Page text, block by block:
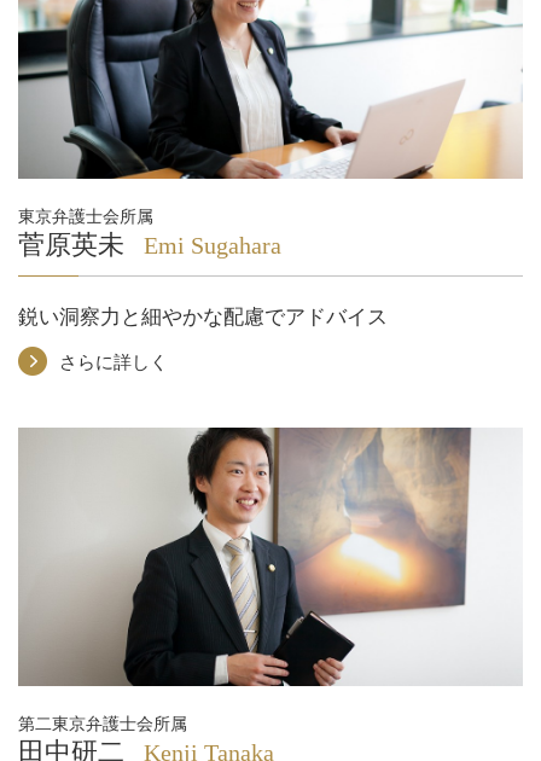
東京弁護士会所属
菅原英未 Emi Sugahara
鋭い洞察力と細やかな配慮でアドバイス
さらに詳しく
第二東京弁護士会所属
田中研二 Kenji Tanaka